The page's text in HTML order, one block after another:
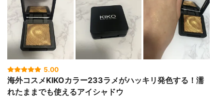
5.00
海外コスメKIKOカラー233ラメがハッキリ発色する！濡
れたままでも使えるアイシャドウ